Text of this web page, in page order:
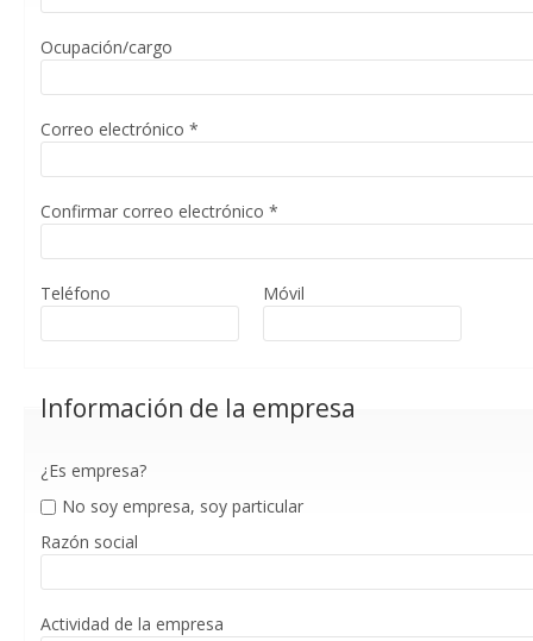
Ocupación/cargo
Correo electrónico *
Confirmar correo electrónico *
Teléfono Móvil
Información de la empresa
¿Es empresa?
No soy empresa, soy particular
Razón social
Actividad de la empresa